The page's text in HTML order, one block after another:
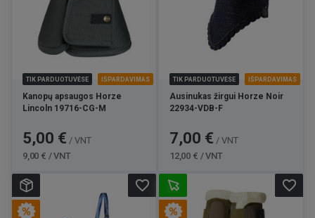
TIK PARDUOTUVĖSE IŠPARDAVIMAS
Kanopų apsaugos Horze
Lincoln 19716-CG-M
Kaina
5,00 € / VNT
9,00 € / VNT
TIK PARDUOTUVĖSE IŠPARDAVIMAS
Ausinukas žirgui Horze Noir
22934-VDB-F
Kaina
7,00 € / VNT
12,00 € / VNT
favorite_border favorite_border